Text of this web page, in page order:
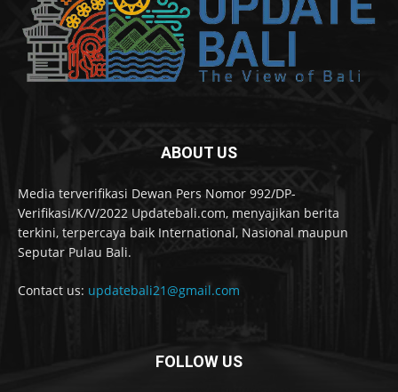
ABOUT US
Media terverifikasi Dewan Pers Nomor 992/DP-
Verifikasi/K/V/2022 Updatebali.com, menyajikan berita
terkini, terpercaya baik International, Nasional maupun
Seputar Pulau Bali.
Contact us: updatebali21@gmail.com
FOLLOW US